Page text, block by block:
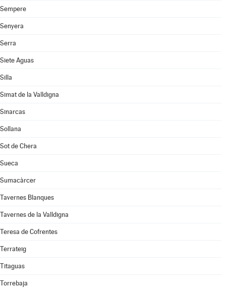
Sempere
Senyera
Serra
Siete Aguas
Silla
Simat de la Valldigna
Sinarcas
Sollana
Sot de Chera
Sueca
Sumacàrcer
Tavernes Blanques
Tavernes de la Valldigna
Teresa de Cofrentes
Terrateig
Titaguas
Torrebaja